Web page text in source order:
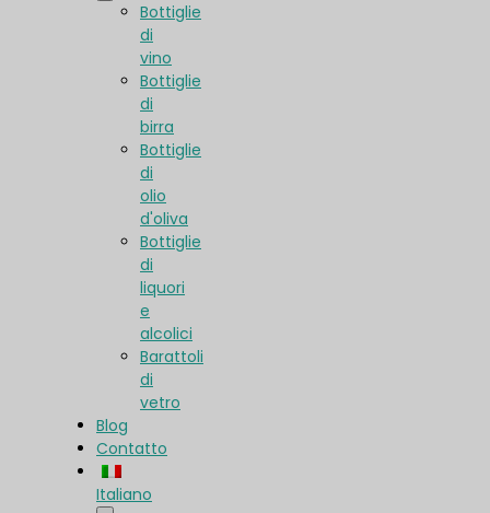
Bottiglie
di
vino
Bottiglie
di
birra
Bottiglie
di
olio
d'oliva
Bottiglie
di
liquori
e
alcolici
Barattoli
di
vetro
Blog
Contatto
Italiano